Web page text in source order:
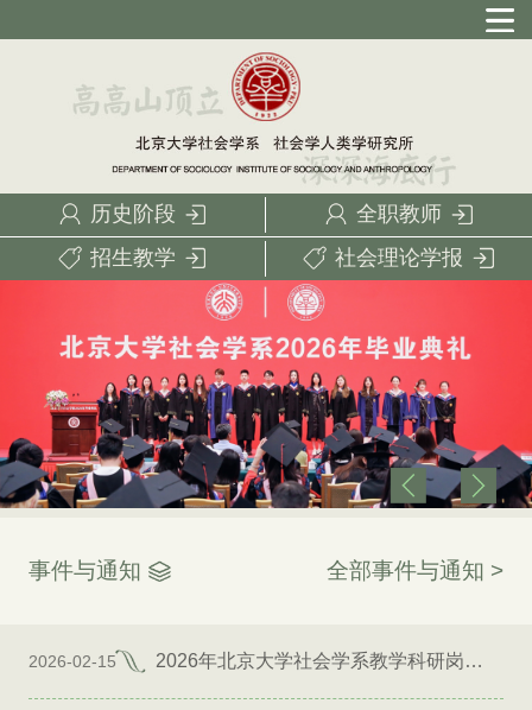
历史阶段
全职教师
招生教学
社会理论学报
事件与通知 全部事件与通知 >
2026-02-15 2026年北京大学社会学系教学科研岗位招聘启事